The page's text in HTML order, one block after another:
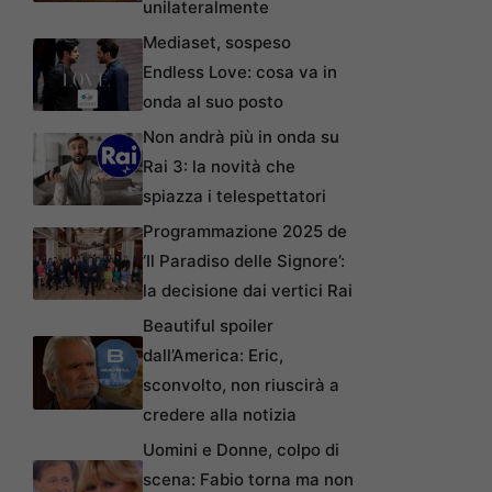
unilateralmente
Mediaset, sospeso
Endless Love: cosa va in
onda al suo posto
Non andrà più in onda su
Rai 3: la novità che
spiazza i telespettatori
Programmazione 2025 de
‘Il Paradiso delle Signore’:
la decisione dai vertici Rai
Beautiful spoiler
dall’America: Eric,
sconvolto, non riuscirà a
credere alla notizia
Uomini e Donne, colpo di
scena: Fabio torna ma non